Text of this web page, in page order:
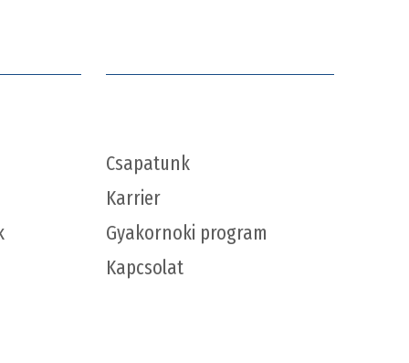
Csapatunk
Karrier
Gyakornoki program
Kapcsolat